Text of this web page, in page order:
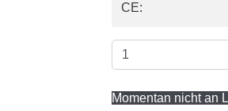
CE:
Momentan nicht an